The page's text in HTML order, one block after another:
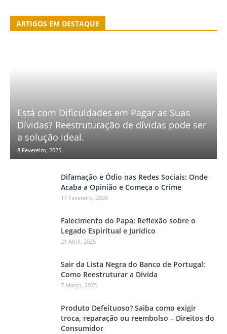
ARTIGOS EM DESTAQUE
Está com Dificuldades em Pagar as Suas
Dívidas? Reestruturação de dívidas pode ser
a solução ideal.
8 Fevereiro, 2025
Difamação e Ódio nas Redes Sociais: Onde
Acaba a Opinião e Começa o Crime
17 Fevereiro, 2026
Falecimento do Papa: Reflexão sobre o
Legado Espiritual e Jurídico
21 Abril, 2025
Sair da Lista Negra do Banco de Portugal:
Como Reestruturar a Dívida
7 Março, 2025
Produto Defeituoso? Saiba como exigir
troca, reparação ou reembolso – Direitos do
Consumidor